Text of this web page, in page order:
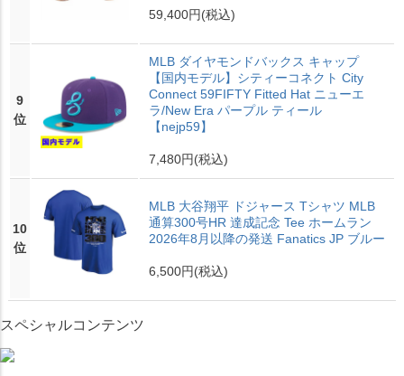
59,400円(税込)
9
位
MLB ダイヤモンドバックス キャップ
【国内モデル】シティーコネクト City
Connect 59FIFTY Fitted Hat ニューエ
ラ/New Era パープル ティール
【nejp59】
7,480円(税込)
10
位
MLB 大谷翔平 ドジャース Tシャツ MLB
通算300号HR 達成記念 Tee ホームラン
2026年8月以降の発送 Fanatics JP ブルー
6,500円(税込)
スペシャルコンテンツ